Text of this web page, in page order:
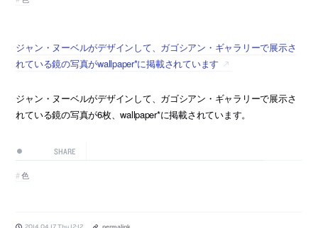
ジャン・ヌーベルがデザインして、ガゴシアン・ギャラリーで展示さ
れている鏡の写真がwallpaper*に掲載されています
ジャン・ヌーベルがデザインして、ガゴシアン・ギャラリーで展示さ
れている鏡の写真が6枚、wallpaper*に掲載されています。
SHARE
色
2014.04.17 Thu 12:12 permalink